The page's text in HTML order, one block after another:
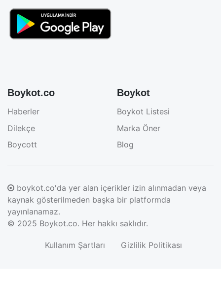
Boykot.co
Haberler
Dilekçe
Boycott
Boykot
Boykot Listesi
Marka Öner
Blog
boykot.co'da yer alan içerikler izin alınmadan veya
kaynak gösterilmeden başka bir platformda
yayınlanamaz.
© 2025 Boykot.co. Her hakkı saklıdır.
Kullanım Şartları Gizlilik Politikası